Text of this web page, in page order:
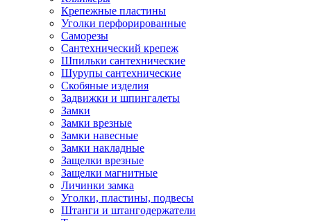
Крепежные пластины
Уголки перфорированные
Саморезы
Сантехнический крепеж
Шпильки сантехнические
Шурупы сантехнические
Скобяные изделия
Задвижки и шпингалеты
Замки
Замки врезные
Замки навесные
Замки накладные
Защелки врезные
Защелки магнитные
Личинки замка
Уголки, пластины, подвесы
Штанги и штангодержатели